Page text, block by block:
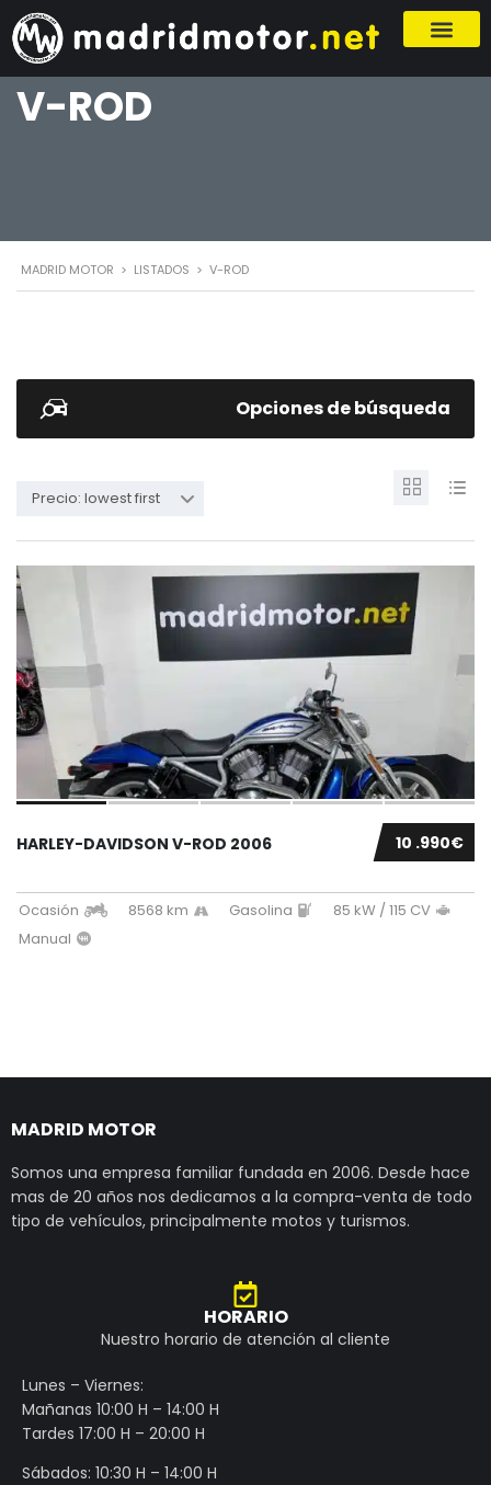
V-ROD
MADRID MOTOR > LISTADOS > V-ROD
Opciones de búsqueda
Precio: lowest first
10 .990€
HARLEY-DAVIDSON V-ROD 2006
Ocasión 8568 km Gasolina
85 kW / 115 CV
Manual
MADRID MOTOR
Somos una empresa familiar fundada en 2006. Desde hace
mas de 20 años nos dedicamos a la compra-venta de todo
tipo de vehículos, principalmente motos y turismos.
HORARIO
Nuestro horario de atención al cliente
Lunes – Viernes:
Mañanas 10:00 H – 14:00 H
Tardes 17:00 H – 20:00 H
Sábados: 10:30 H – 14:00 H